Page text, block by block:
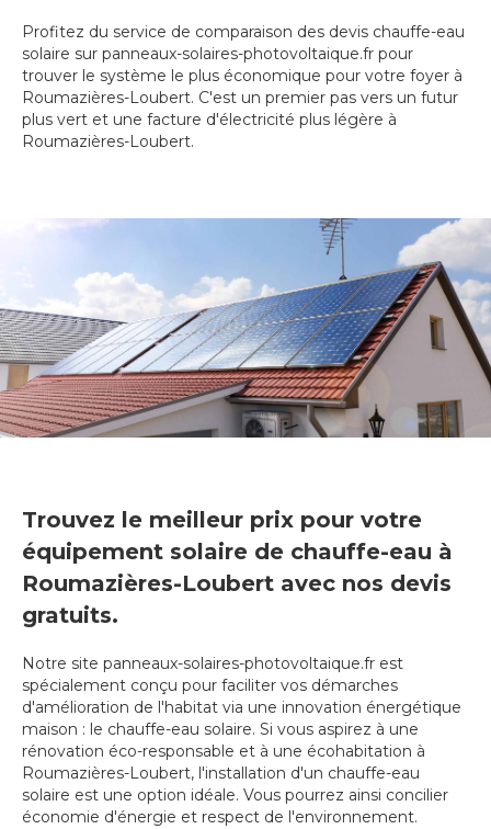
Profitez du service de comparaison des devis chauffe-eau
solaire sur panneaux-solaires-photovoltaique.fr pour
trouver le système le plus économique pour votre foyer à
Roumazières-Loubert. C'est un premier pas vers un futur
plus vert et une facture d'électricité plus légère à
Roumazières-Loubert.
Trouvez le meilleur prix pour votre
équipement solaire de chauffe-eau à
Roumazières-Loubert avec nos devis
gratuits.
Notre site panneaux-solaires-photovoltaique.fr est
spécialement conçu pour faciliter vos démarches
d'amélioration de l'habitat via une innovation énergétique
maison : le chauffe-eau solaire. Si vous aspirez à une
rénovation éco-responsable et à une écohabitation à
Roumazières-Loubert, l'installation d'un chauffe-eau
solaire est une option idéale. Vous pourrez ainsi concilier
économie d'énergie et respect de l'environnement.